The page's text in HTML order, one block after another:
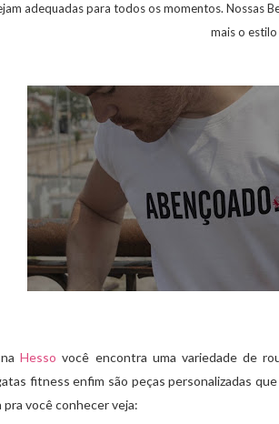
adequadas para todos os momentos. Nossas
mais o
Hesso você encontra uma variedade de
fitness enfim são peças personalizadas
pra você conhecer veja: